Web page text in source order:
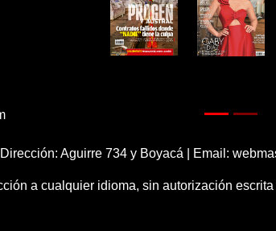
Aguirre 734 y Boyacá | Email:
a cualquier idioma, sin autorización